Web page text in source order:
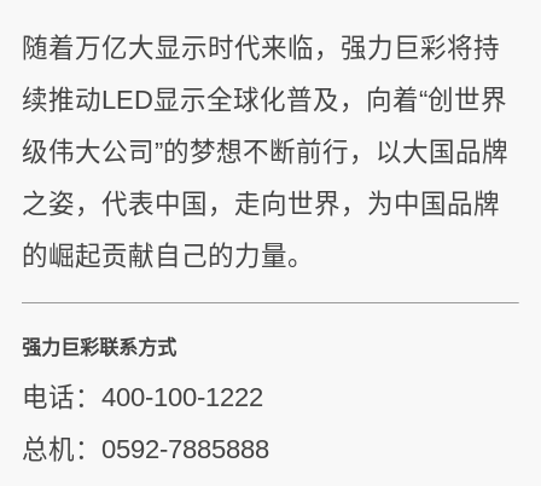
随着万亿大显示时代来临，强力巨彩将持
续推动LED显示全球化普及，向着“创世界
级伟大公司”的梦想不断前行，以大国品牌
之姿，代表中国，走向世界，为中国品牌
的崛起贡献自己的力量。
强力巨彩联系方式
电话：400-100-1222
总机：0592-7885888